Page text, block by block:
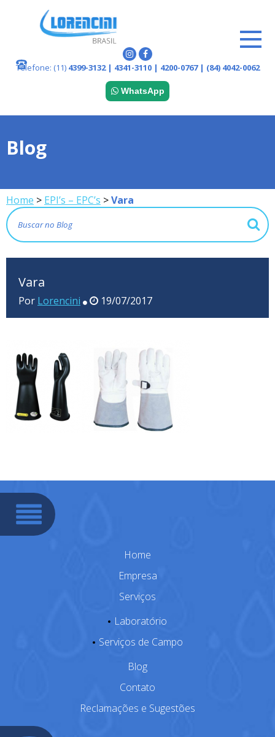
Telefone: (11) 4399-3132 | 4341-3110 | 4200-0767 | (84) 4042-0062
WhatsApp
Blog
Home > EPI’s – EPC’s >Vara
Vara
Por Lorencini 19/07/2017
Home
Empresa
Serviços
Laboratório
Serviços de Campo
Blog
Contato
Reclamações e Sugestões